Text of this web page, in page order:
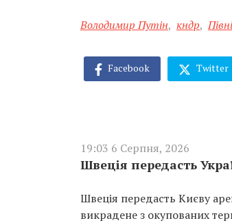
Володимир Путін, кндр,
Facebook Twitter
19:03 6 Серпня, 2026
Швеція передасть
Швеція передасть Києву
викрадене з окупованих